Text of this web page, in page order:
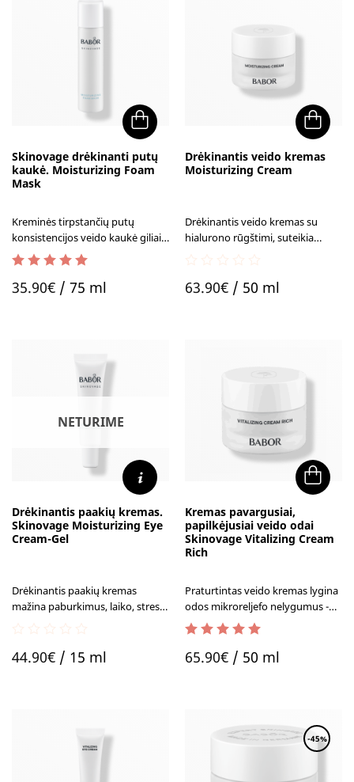
Skinovage drėkinanti putų
kaukė. Moisturizing Foam
Mask
Kreminės tirpstančių putų
konsistencijos veido kaukė giliai
drėkina odą, atkuria jos
elastingumą ir stangrumą.
out of 5
35.90€/ 75 ml
Drėkinantis veido kremas
Moisturizing Cream
Drėkinantis veido kremas su
hialurono rūgštimi, suteikia
out
63.90€/ 50 ml
NETURIME
Drėkinantis paakių kremas.
Skinovage Moisturizing Eye
Cream-Gel
Drėkinantis paakių kremas
mažina paburkimus, laiko, streso
poveikį.
out
44.90€/ 15 ml
Kremas pavargusiai,
papilkėjusiai veido odai
Skinovage Vitalizing Cream
Rich
Praturtintas veido kremas lygina
odos mikroreljefo nelygumus -
randelius, pigmentines dėmes,
raušleles.
65.90€/ 50 ml
-45%